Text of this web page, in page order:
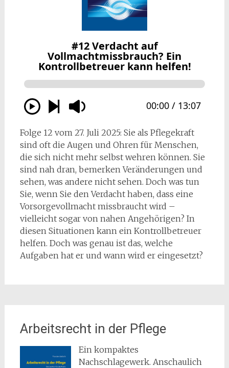
Folge 12 vom 27. Juli 2025: Sie als Pflegekraft
sind oft die Augen und Ohren für Menschen,
die sich nicht mehr selbst wehren können. Sie
sind nah dran, bemerken Veränderungen und
sehen, was andere nicht sehen. Doch was tun
Sie, wenn Sie den Verdacht haben, dass eine
Vorsorgevollmacht missbraucht wird –
vielleicht sogar von nahen Angehörigen? In
diesen Situationen kann ein Kontrollbetreuer
helfen. Doch was genau ist das, welche
Aufgaben hat er und wann wird er eingesetzt?
Arbeitsrecht in der Pflege
Ein kompaktes
Nachschlagewerk. Anschaulich